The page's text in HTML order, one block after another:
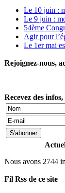
Le 10 juin :
Le 9 juin :
54ème
Agir pour
Le 1er mai
Rejoignez-nous,
Recevez des
Nous avons 2744
Fil Rss de ce site